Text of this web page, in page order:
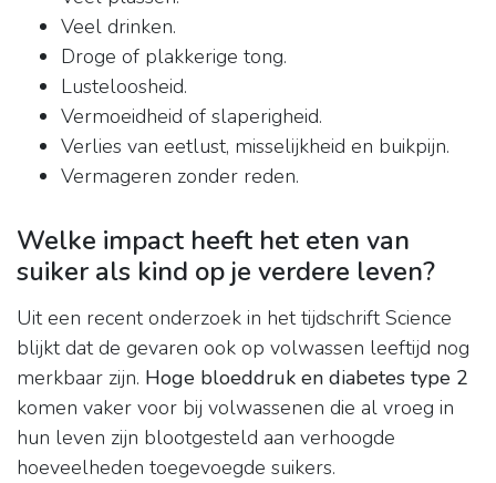
Veel drinken.
Droge of plakkerige tong.
Lusteloosheid.
Vermoeidheid of slaperigheid.
Verlies van eetlust, misselijkheid en buikpijn.
Vermageren zonder reden.
Welke impact heeft het eten van
suiker als kind op je verdere leven?
Uit een recent onderzoek in het tijdschrift Science
blijkt dat de gevaren ook op volwassen leeftijd nog
merkbaar zijn. Hoge bloeddruk en diabetes type 2
komen vaker voor bij volwassenen die al vroeg in
hun leven zijn blootgesteld aan verhoogde
hoeveelheden toegevoegde suikers.